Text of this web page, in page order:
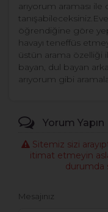
arıyorum araması
öğrendiğine göre
havayı teneffüs
üstün arama özelliği
bayan, dul bayan
arıyorum gibi
Yorum Yapın
Sitemiz sizi
itimat etmeyin
durumda
Mesajınız